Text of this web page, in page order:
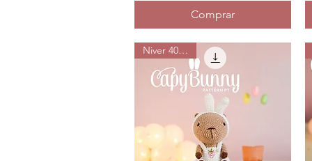
Comprar
Niver 40% off